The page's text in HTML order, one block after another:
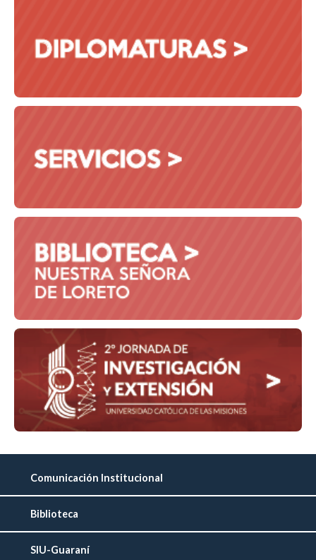
Comunicación Institucional
Biblioteca
SIU-Guaraní